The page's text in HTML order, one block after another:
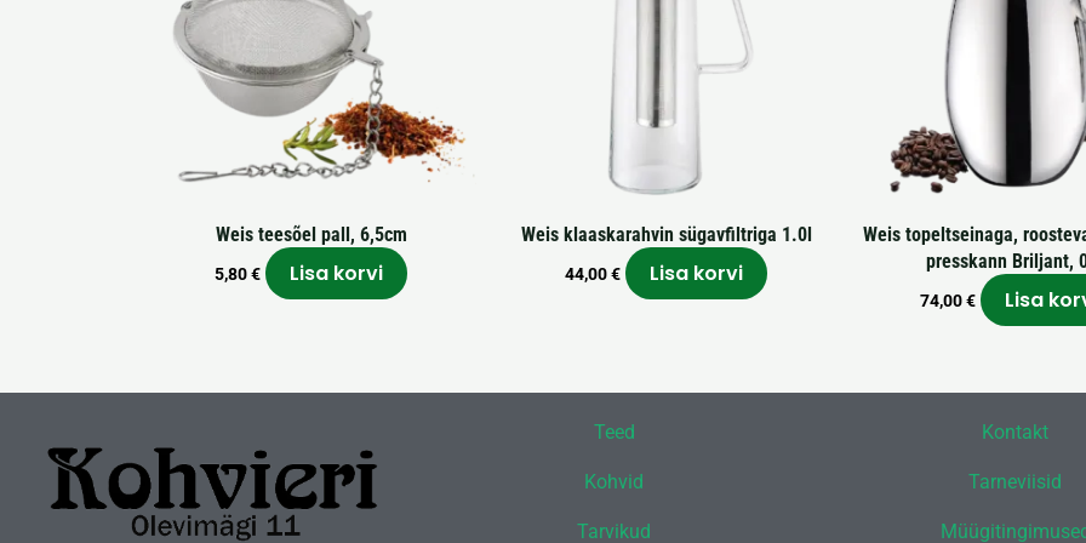
Weis teesõel pall, 6,5cm
5,80€ Lisa korvi
Weis klaaskarahvin sügavfiltriga 1.0l
44,00€ Lisa korvi
Weis topeltseinaga,
presskann Briljant,
74,00€ Lisa
Teed
Kohvid
Tarvikud
Kontakt
Tarneviisid